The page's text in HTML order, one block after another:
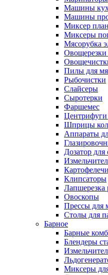
Машины
Машины
Миксер
Миксеры
Мясорубка
Овощерезки
Пилы для
Рыбочистки
Слайсеры
Сыротерки
Фаршемес
Центрифуги
Шприцы
Аппараты
Дозатор для
Клипсаторы
Лапшерезка
Овоскопы
Прессы для
Столы для
Барное
Барные
Блендеры
Миксеры